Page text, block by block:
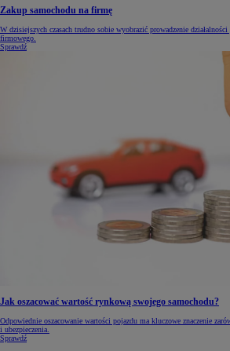
Zakup samochodu na firmę
W dzisiejszych czasach trudno sobie wyobrazić prowadzenie działalności
firmowego.
Sprawdź
Jak oszacować wartość rynkową swojego samochodu?
Odpowiednie oszacowanie wartości pojazdu ma kluczowe znaczenie
i ubezpieczenia.
Sprawdź